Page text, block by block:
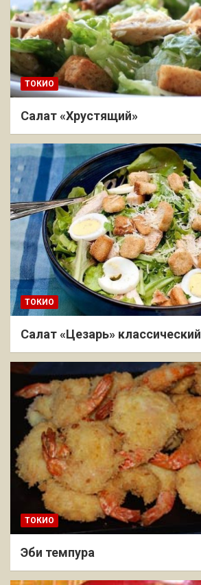
ТОКИО
Салат «Хрустящий»
ТОКИО
Салат «Цезарь» классический
ТОКИО
Эби темпура